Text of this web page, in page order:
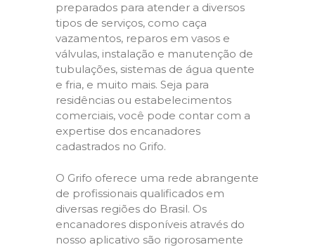
preparados para atender a diversos
tipos de serviços, como caça
vazamentos, reparos em vasos e
válvulas, instalação e manutenção de
tubulações, sistemas de água quente
e fria, e muito mais. Seja para
residências ou estabelecimentos
comerciais, você pode contar com a
expertise dos encanadores
cadastrados no Grifo.
O Grifo oferece uma rede abrangente
de profissionais qualificados em
diversas regiões do Brasil. Os
encanadores disponíveis através do
nosso aplicativo são rigorosamente